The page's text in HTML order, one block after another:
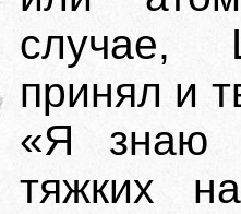
случае,
принял и
«Я знаю
тяжких